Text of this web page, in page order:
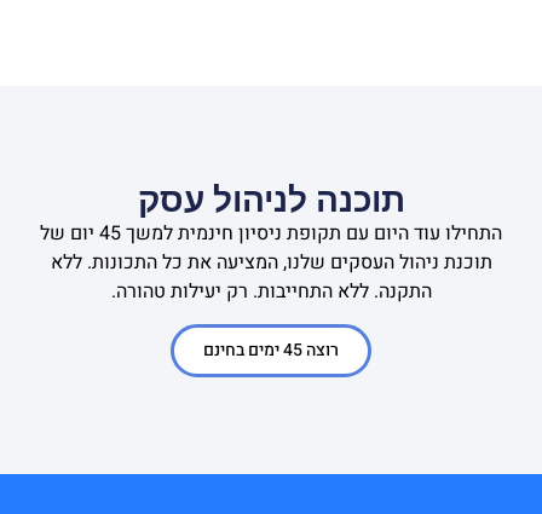
תוכנה לניהול עסק
התחילו עוד היום עם תקופת ניסיון חינמית למשך 45 יום של
תוכנת ניהול העסקים שלנו, המציעה את כל התכונות. ללא
התקנה. ללא התחייבות. רק יעילות טהורה.
רוצה 45 ימים בחינם